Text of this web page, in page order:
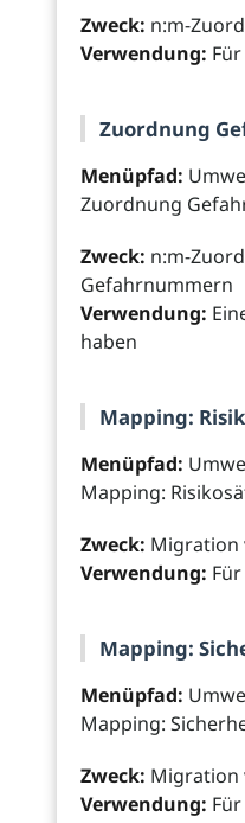
Zweck: n:m-
Verwendung:
Zuordnung
Menüpfad:
Zuordnung
Zweck: n:m-
Gefahrnummern
Verwendung:
haben
Mapping:
Menüpfad:
Mapping:
Zweck: Migration
Verwendung:
Mapping:
Menüpfad:
Mapping:
Zweck: Migration
Verwendung: